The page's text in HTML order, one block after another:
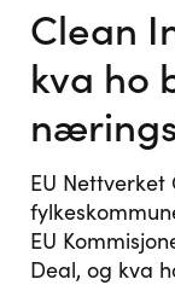
Clean
kva ho
EU
EU
Deal, og kva